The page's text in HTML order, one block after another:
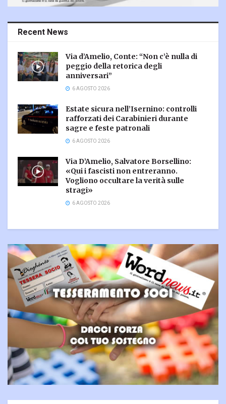
Recent News
Via d’Amelio, Conte: “Non c’è nulla di
peggio della retorica degli
anniversari”
6 AGOSTO 2026
Estate sicura nell’Isernino: controlli
rafforzati dei Carabinieri durante
sagre e feste patronali
6 AGOSTO 2026
Via D’Amelio, Salvatore Borsellino:
«Qui i fascisti non entreranno.
Vogliono occultare la verità sulle
stragi»
6 AGOSTO 2026